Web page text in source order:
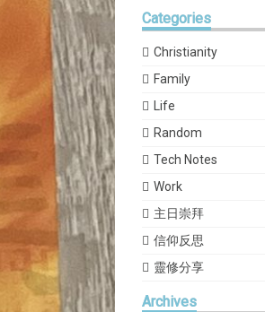
Categories
Christianity
Family
Life
Random
Tech Notes
Work
主日崇拜
信仰反思
靈修分享
Archives